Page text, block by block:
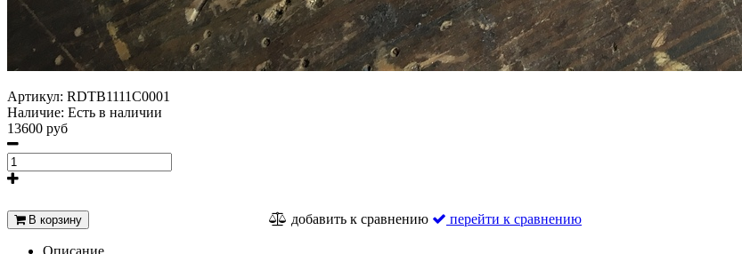
Артикул: RDTB1111C0001
Наличие: Есть в наличии
13600 руб
В корзину добавить к сравнению перейти к сравнению
Описание